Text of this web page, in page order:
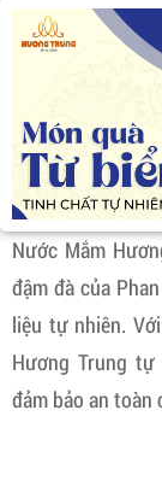
Nước Mắm
đậm đà của
liệu tự nhiên.
Hương Trung
đảm bảo an